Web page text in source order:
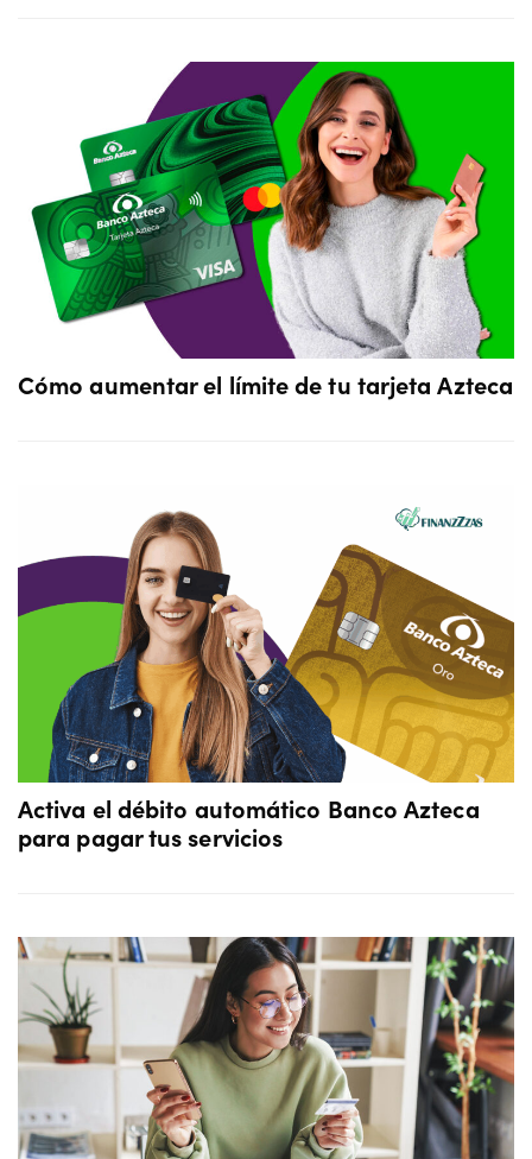
Cómo aumentar el límite de tu tarjeta Azteca
Activa el débito automático Banco Azteca
para pagar tus servicios